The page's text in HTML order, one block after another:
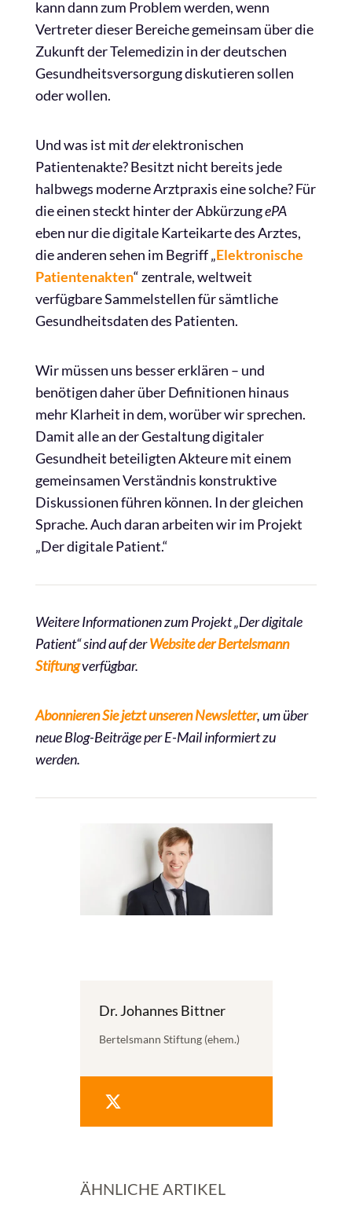
kann dann zum Problem werden, wenn
Vertreter dieser Bereiche gemeinsam über die
Zukunft der Telemedizin in der deutschen
Gesundheitsversorgung diskutieren sollen
oder wollen.
Und was ist mitderelektronischen
Patientenakte? Besitzt nicht bereits jede
halbwegs moderne Arztpraxis eine solche? Für
die einen steckt hinter der AbkürzungePA
eben nur die digitale Karteikarte des Arztes,
die anderen sehen im Begriff „Elektronische
Patientenakten“ zentrale, weltweit
verfügbare Sammelstellen für sämtliche
Gesundheitsdaten des Patienten.
Wir müssen uns besser erklären – und
benötigen daher über Definitionen hinaus
mehr Klarheit in dem, worüber wir sprechen.
Damit alle an der Gestaltung digitaler
Gesundheit beteiligten Akteure mit einem
gemeinsamen Verständnis konstruktive
Diskussionen führen können. In der gleichen
Sprache. Auch daran arbeiten wir im Projekt
„Der digitale Patient.“
Weitere Informationen zum Projekt „Der digitale
Patient“ sind auf derWebsite der Bertelsmann
Stiftungverfügbar.
Abonnieren Sie jetzt unseren Newsletter, um über
neue Blog-Beiträge per E-Mail informiert zu
werden.
Dr. Johannes Bittner
Bertelsmann Stiftung (ehem.)
ÄHNLICHE ARTIKEL